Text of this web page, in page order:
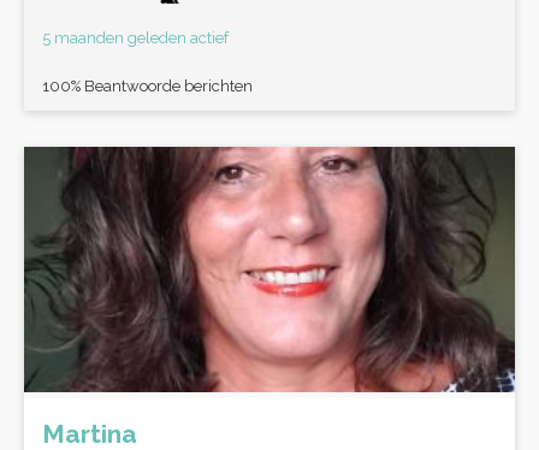
5 maanden geleden actief
100% Beantwoorde berichten
Martina